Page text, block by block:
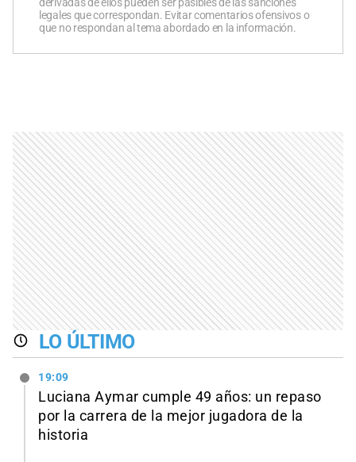
derivadas de ellos pueden ser pasibles de las sanciones
legales que correspondan. Evitar comentarios ofensivos o
que no respondan al tema abordado en la información.
LO ÚLTIMO
19:09
Luciana Aymar cumple 49 años: un repaso
por la carrera de la mejor jugadora de la
historia